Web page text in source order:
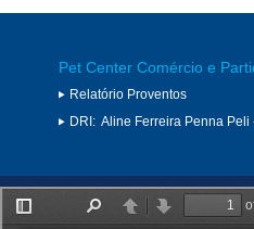
Pet Center Comércio e
Relatório Proventos
DRI: Aline Ferreira Penna Peli